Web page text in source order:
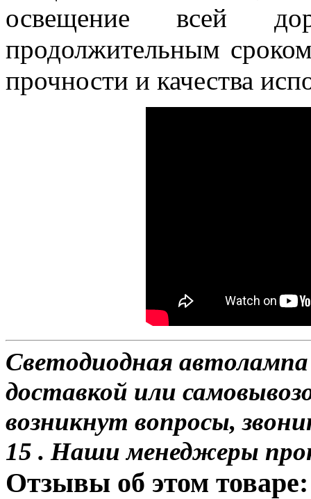
освещение всей
продолжительным
прочности и качества
Светодиодная
доставкой или
возникнут вопросы,
15 . Наши менеджеры
Отзывы об этом товаре: